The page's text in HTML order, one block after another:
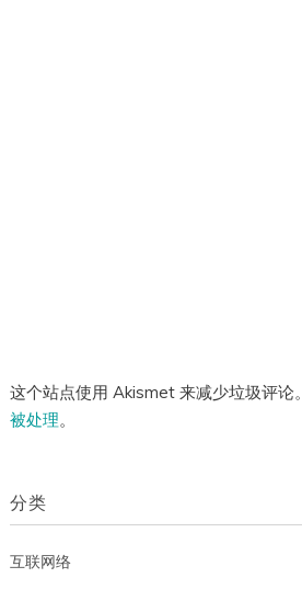
这个站点使用 Akismet 来减少垃圾评论。
被处理。
分类
互联网络